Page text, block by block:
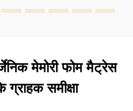
मेमोरी फोम मैट्रेस
ग्राहक समीक्षा